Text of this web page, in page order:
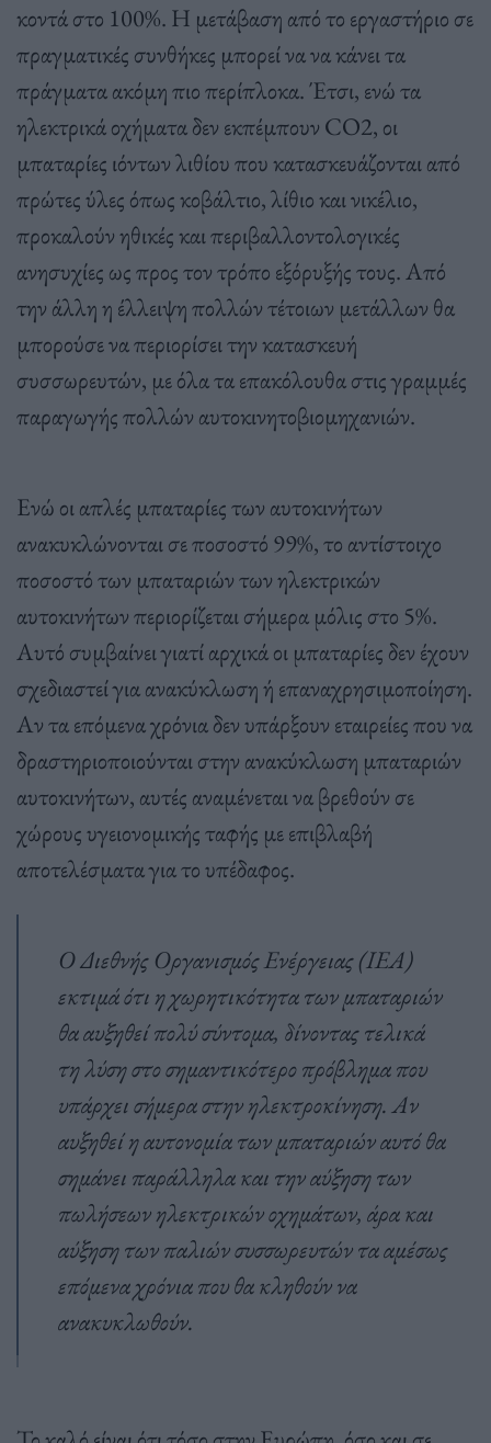
κοντά στο 100%. Η μετάβαση από το εργαστήριο σε
πραγματικές συνθήκες μπορεί να να κάνει τα
πράγματα ακόμη πιο περίπλοκα. Έτσι, ενώ τα
ηλεκτρικά οχήματα δεν εκπέμπουν CO2, οι
μπαταρίες ιόντων λιθίου που κατασκευάζονται από
πρώτες ύλες όπως κοβάλτιο, λίθιο και νικέλιο,
προκαλούν ηθικές και περιβαλλοντολογικές
ανησυχίες ως προς τον τρόπο εξόρυξής τους. Από
την άλλη η έλλειψη πολλών τέτοιων μετάλλων θα
μπορούσε να περιορίσει την κατασκευή
συσσωρευτών, με όλα τα επακόλουθα στις γραμμές
παραγωγής πολλών αυτοκινητοβιομηχανιών.
Ενώ οι απλές μπαταρίες των αυτοκινήτων
ανακυκλώνονται σε ποσοστό 99%, το αντίστοιχο
ποσοστό των μπαταριών των ηλεκτρικών
αυτοκινήτων περιορίζεται σήμερα μόλις στο 5%.
Αυτό συμβαίνει γιατί αρχικά οι μπαταρίες δεν έχουν
σχεδιαστεί για ανακύκλωση ή επαναχρησιμοποίηση.
Αν τα επόμενα χρόνια δεν υπάρξουν εταιρείες που να
δραστηριοποιούνται στην ανακύκλωση μπαταριών
αυτοκινήτων, αυτές αναμένεται να βρεθούν σε
χώρους υγειονομικής ταφής με επιβλαβή
αποτελέσματα για το υπέδαφος.
Ο Διεθνής Οργανισμός Ενέργειας (IEA)
εκτιμά ότι η χωρητικότητα των μπαταριών
θα αυξηθεί πολύ σύντομα, δίνοντας τελικά
τη λύση στο σημαντικότερο πρόβλημα που
υπάρχει σήμερα στην ηλεκτροκίνηση. Αν
αυξηθεί η αυτονομία των μπαταριών αυτό θα
σημάνει παράλληλα και την αύξηση των
πωλήσεων ηλεκτρικών οχημάτων, άρα και
αύξηση των παλιών συσσωρευτών τα αμέσως
επόμενα χρόνια που θα κληθούν να
ανακυκλωθούν.